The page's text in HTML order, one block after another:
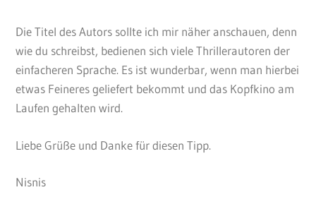
Die Titel des Autors sollte ich mir näher anschauen, denn
wie du schreibst, bedienen sich viele Thrillerautoren der
einfacheren Sprache. Es ist wunderbar, wenn man hierbei
etwas Feineres geliefert bekommt und das Kopfkino am
Laufen gehalten wird.
Liebe Grüße und Danke für diesen Tipp.
Nisnis